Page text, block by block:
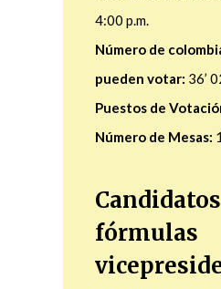
4:00 p.m.
Número de
pueden votar: 36’
Puestos de
Número de Mesas:
fórmulas